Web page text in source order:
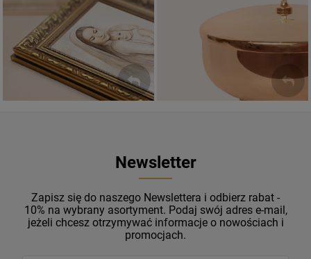
Obrazy religijne
PIĘKNE
WZORY
Sakramenty Święte
Newsletter
Zapisz się do naszego Newslettera i odbierz rabat -
10% na wybrany asortyment. Podaj swój adres e-mail,
jeżeli chcesz otrzymywać informacje o nowościach i
promocjach.